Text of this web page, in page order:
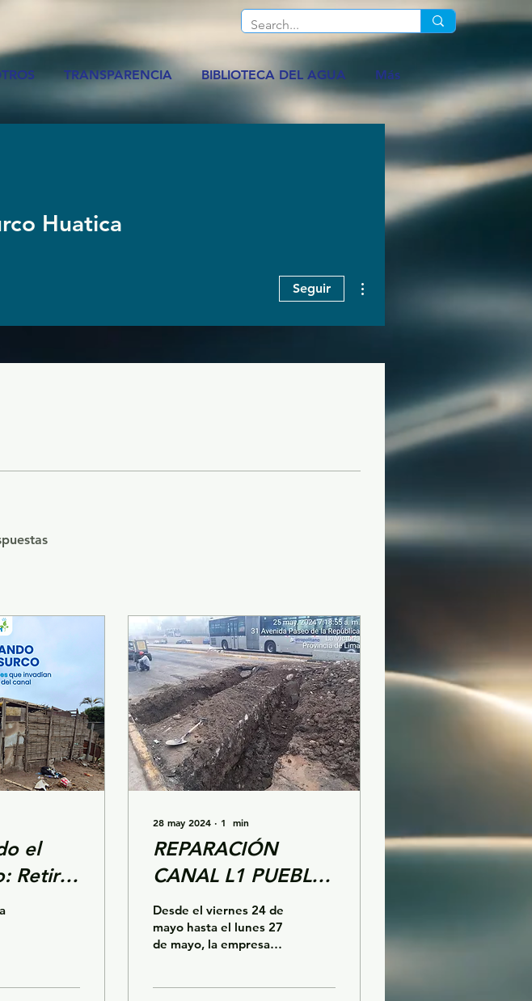
TRANSPARENCIA BIBLIOTECA DEL AGUA Más
el
Retiro
28 may 2024 ∙ 1 min
REPARACIÓN
CANAL L1 PUEBLO
LIBRE
Desde el viernes 24 de
mayo hasta el lunes 27
de mayo, la empresa
Huatica
Seguir